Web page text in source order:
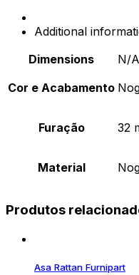
Additional
Dimensions
N/A
Cor e Acabamento
Furação 32
Material
Produtos
Asa Rattan Furnipart